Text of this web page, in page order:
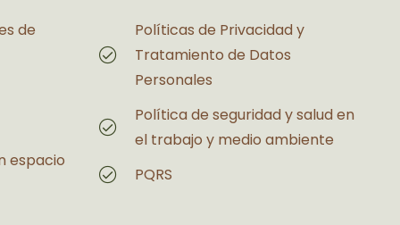
de
espacio
Políticas de Privacidad y
Tratamiento de Datos
Personales
Política de seguridad y salud en
el trabajo y medio ambiente
PQRS